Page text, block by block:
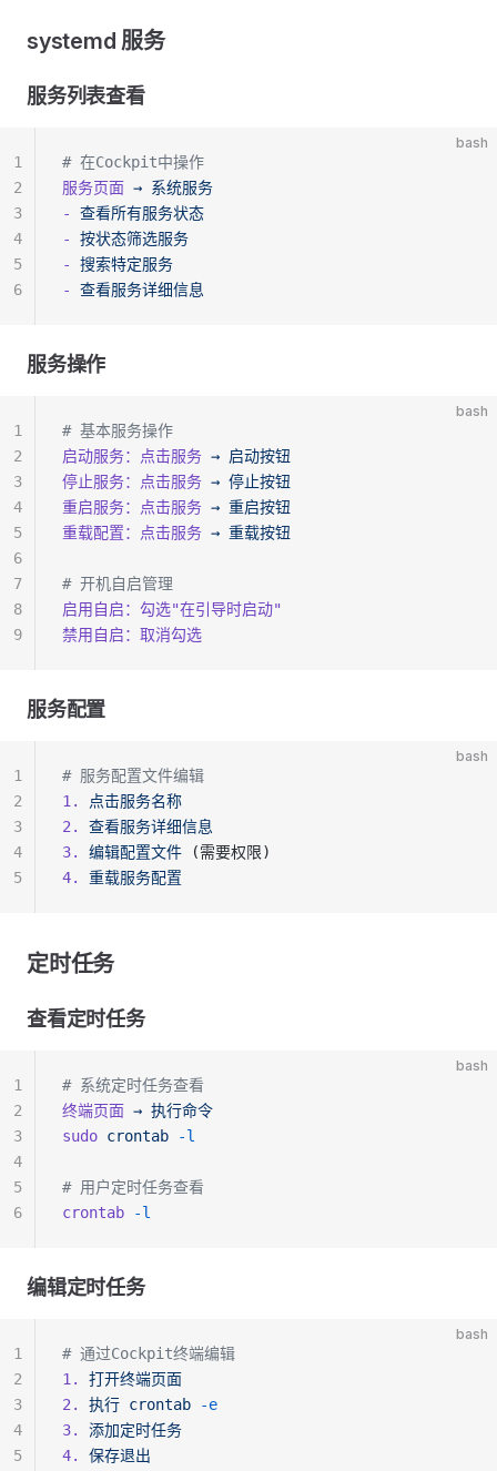
systemd 服务
服务列表查看
bash
# 在Cockpit中操作
服务页面 → 系统服务
-
查看所有服务状态
-
按状态筛选服务
-
搜索特定服务
-
查看服务详细信息
1
2
3
4
5
6
服务操作
bash
# 基本服务操作
启动服务：点击服务 → 启动按钮
停止服务：点击服务 → 停止按钮
重启服务：点击服务 → 重启按钮
重载配置：点击服务 → 重载按钮
# 开机自启管理
启用自启：勾选"在引导时启动"
禁用自启：取消勾选
1
2
3
4
5
6
7
8
9
服务配置
bash
# 服务配置文件编辑
1.
点击服务名称
2.
查看服务详细信息
3.
编辑配置文件 (需要权限)
4.
重载服务配置
1
2
3
4
5
定时任务
查看定时任务
bash
# 系统定时任务查看
终端页面 → 执行命令
sudo crontab -l
# 用户定时任务查看
crontab -l
1
2
3
4
5
6
编辑定时任务
bash
# 通过Cockpit终端编辑
1.
打开终端页面
2.
执行 crontab -e
3.
添加定时任务
4.
保存退出
1
2
3
4
5